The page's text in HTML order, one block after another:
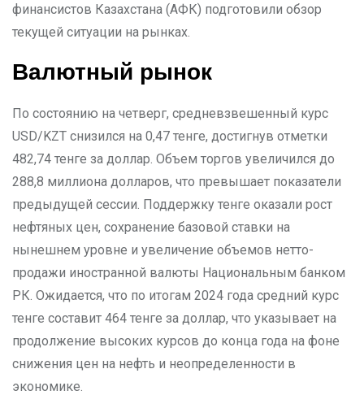
финансистов Казахстана (АФК) подготовили обзор
текущей ситуации на рынках.
Валютный рынок
По состоянию на четверг, средневзвешенный курс
USD/KZT снизился на 0,47 тенге, достигнув отметки
482,74 тенге за доллар. Объем торгов увеличился до
288,8 миллиона долларов, что превышает показатели
предыдущей сессии. Поддержку тенге оказали рост
нефтяных цен, сохранение базовой ставки на
нынешнем уровне и увеличение объемов нетто-
продажи иностранной валюты Национальным банком
РК. Ожидается, что по итогам 2024 года средний курс
тенге составит 464 тенге за доллар, что указывает на
продолжение высоких курсов до конца года на фоне
снижения цен на нефть и неопределенности в
экономике.